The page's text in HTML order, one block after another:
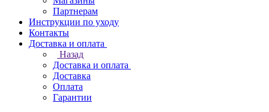
Партнерам
Инструкции по уходу
Контакты
Доставка и оплата
Назад
Доставка и оплата
Доставка
Оплата
Гарантии